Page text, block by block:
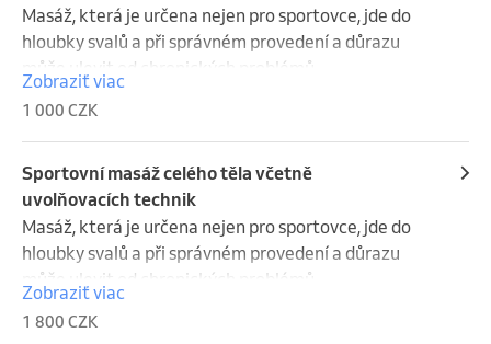
Masáž, která je určena nejen pro sportovce, jde do
hloubky svalů a při správném provedení a důrazu
může ulevit od chronických problémů.
Zobraziť viac
1 000 CZK
Sportovní masáž celého těla včetně
uvolňovacích technik
Masáž, která je určena nejen pro sportovce, jde do
hloubky svalů a při správném provedení a důrazu
může ulevit od chronických problémů.
Uvolňovací techniky jsou soubor hmatů/chvatů pro
uvolnění krční páteře, posunutých žeber apod
Zobraziť viac
1 800 CZK